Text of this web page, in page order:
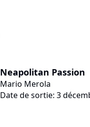
Neapolitan Passion
Mario Merola
Date de sortie: 3